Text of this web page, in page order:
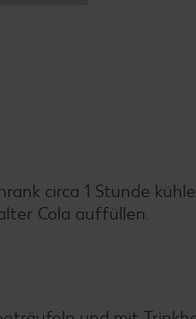
circa 1 Stunde
Cola auffüllen.